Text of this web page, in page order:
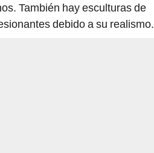
También hay esculturas de
debido a su realismo.